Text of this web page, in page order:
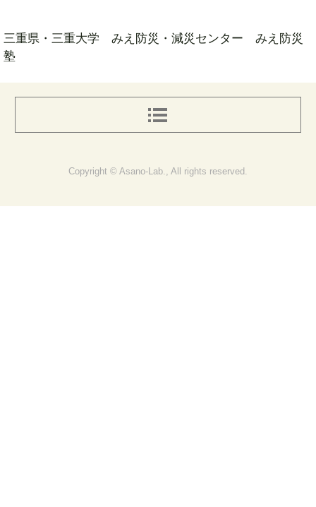
三重県・三重大学 みえ防災・減災センター みえ防災
塾
Copyright © Asano-Lab., All rights reserved.